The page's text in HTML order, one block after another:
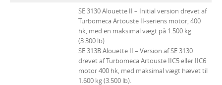
SE 3130 Alouette II – Initial version drevet af
Turbomeca Artouste II-seriens motor, 400
hk, med en maksimal vægt på 1.500 kg
(3.300 lb).
SE 313B Alouette II – Version af SE 3130
drevet af Turbomeca Artouste IIC5 eller IIC6
motor 400 hk, med maksimal vægt hævet til
1.600 kg (3.500 lb).